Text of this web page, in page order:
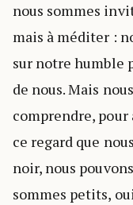
nous sommes
mais à méditer :
sur notre humble
de nous. Mais
comprendre, pour
ce regard que
noir, nous
sommes petits,